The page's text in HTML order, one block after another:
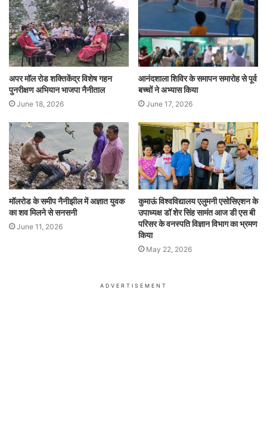
अपर मॉल रोड शक्तिकेंद्र विशेष गहन
पुनरीक्षण अभियान भाजपा नैनीताल
June 18, 2026
आनंदशाला शिविर के समापन समारोह से पूर्व
बच्चों ने अभ्यास किया
June 17, 2026
मॉलरोड के समीप नैनीझील में अज्ञात युवक
का शव मिलने से सनसनी
June 11, 2026
कुमाऊं विश्वविद्यालय एलुमनी एसोसिएशन के
उपाध्यक्ष डॉ शेर सिंह सामंत आज डी एस बी
परिसर के वनस्पति विज्ञान विभाग का भ्रमण
किया
May 22, 2026
ADVERTISEMENT